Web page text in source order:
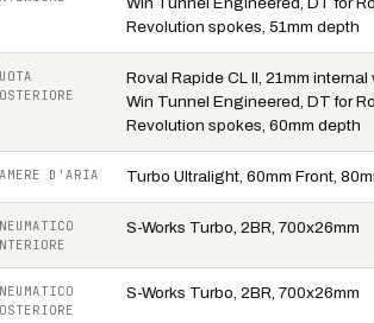
Revolution spokes, 51mm depth
Roval Rapide CL II, 21mm
Win Tunnel Engineered, DT for
Revolution spokes, 60mm depth
D'ARIA Turbo Ultralight, 60mm Front,
S-Works Turbo, 2BR, 700x26mm
S-Works Turbo, 2BR, 700x26mm